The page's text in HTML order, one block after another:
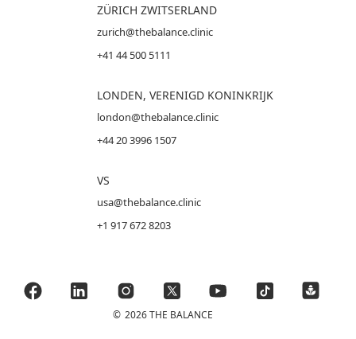
ZÜRICH ZWITSERLAND
zurich@thebalance.clinic
+41 44 500 5111
LONDEN, VERENIGD KONINKRIJK
london@thebalance.clinic
+44 20 3996 1507
VS
usa@thebalance.clinic
+1 917 672 8203
© 2026 THE BALANCE